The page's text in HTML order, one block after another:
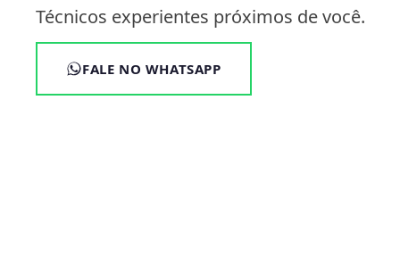
Técnicos experientes próximos de você.
FALE NO WHATSAPP